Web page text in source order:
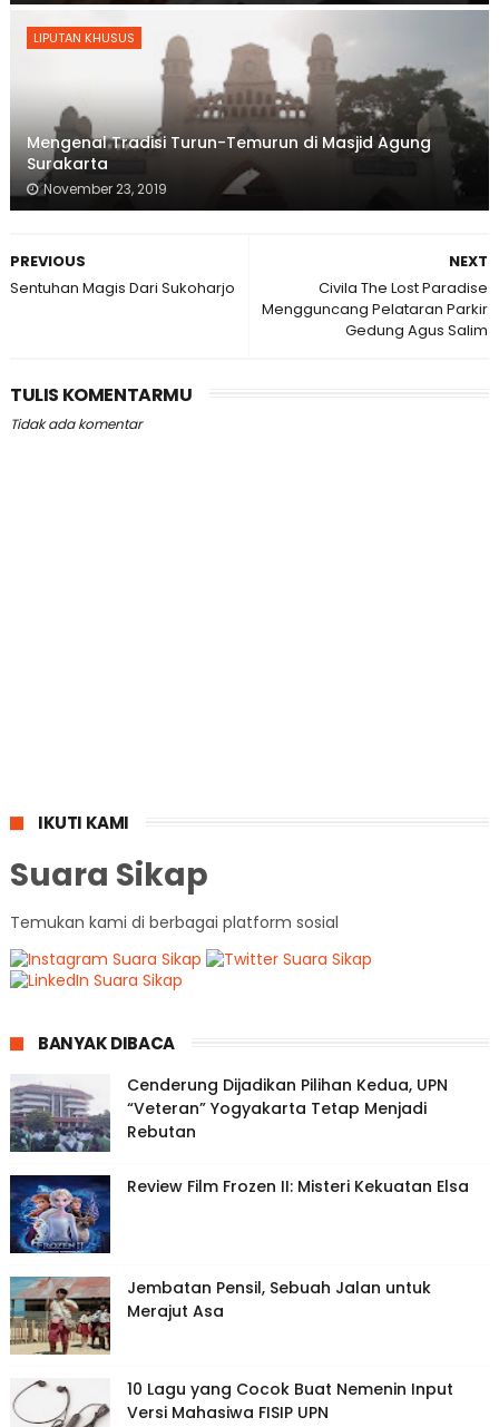
LIPUTAN KHUSUS
Mengenal Tradisi Turun-Temurun di Masjid Agung
Surakarta
November 23, 2019
NEXT
Civila The Lost Paradise
Mengguncang Pelataran Parkir
Gedung Agus Salim
PREVIOUS
Sentuhan Magis Dari Sukoharjo
TULIS KOMENTARMU
Tidak ada komentar
IKUTI KAMI
Suara Sikap
Temukan kami di berbagai platform sosial
BANYAK DIBACA
Cenderung Dijadikan Pilihan Kedua, UPN
“Veteran” Yogyakarta Tetap Menjadi
Rebutan
Review Film Frozen II: Misteri Kekuatan Elsa
Jembatan Pensil, Sebuah Jalan untuk
Merajut Asa
10 Lagu yang Cocok Buat Nemenin Input
Versi Mahasiwa FISIP UPN